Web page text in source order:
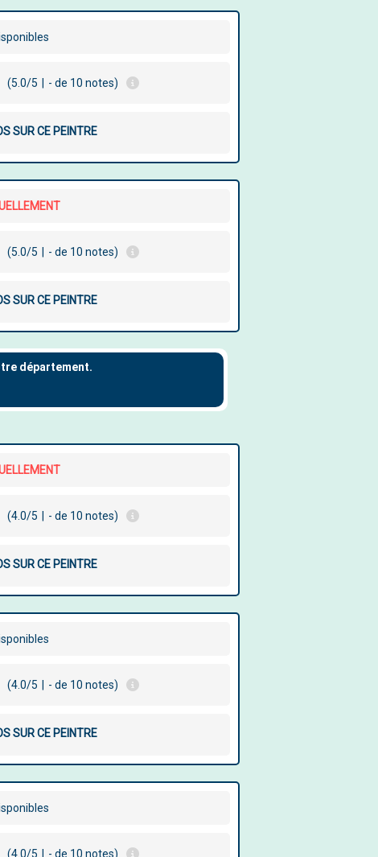
(5.0/5 - de 10 notes)
SUR CE PEINTRE
(5.0/5 - de 10 notes)
SUR CE PEINTRE
(4.0/5 - de 10 notes)
SUR CE PEINTRE
(4.0/5 - de 10 notes)
SUR CE PEINTRE
(4.0/5 - de 10 notes)